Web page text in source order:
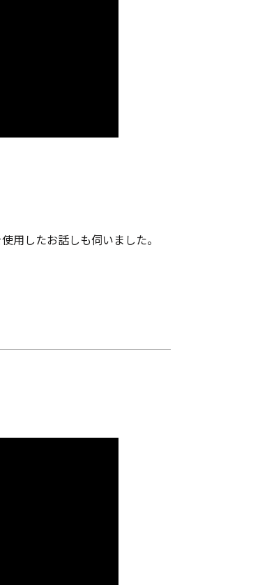
用したお話しも伺いました。